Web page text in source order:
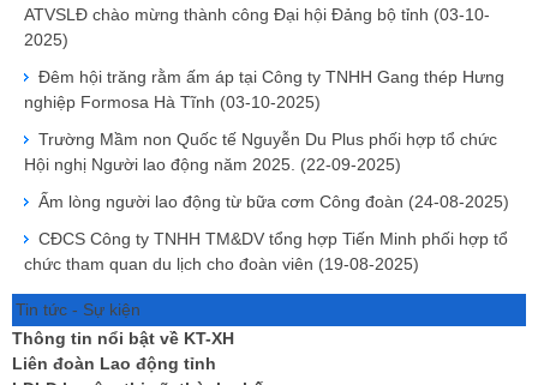
ATVSLĐ chào mừng thành công Đại hội Đảng bộ tỉnh (03-10-
2025)
Đêm hội trăng rằm ấm áp tại Công ty TNHH Gang thép Hưng
nghiệp Formosa Hà Tĩnh (03-10-2025)
Trường Mầm non Quốc tế Nguyễn Du Plus phối hợp tổ chức
Hội nghị Người lao động năm 2025. (22-09-2025)
Ấm lòng người lao động từ bữa cơm Công đoàn (24-08-2025)
CĐCS Công ty TNHH TM&DV tổng hợp Tiến Minh phối hợp tổ
chức tham quan du lịch cho đoàn viên (19-08-2025)
Tin tức - Sự kiện
Thông tin nổi bật về KT-XH
Liên đoàn Lao động tỉnh